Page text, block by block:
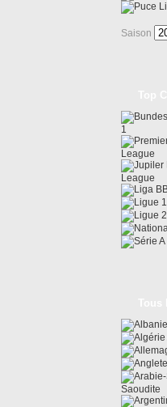
Saison
1
League
League
Saoudite